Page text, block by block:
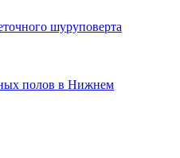
шуруповерта